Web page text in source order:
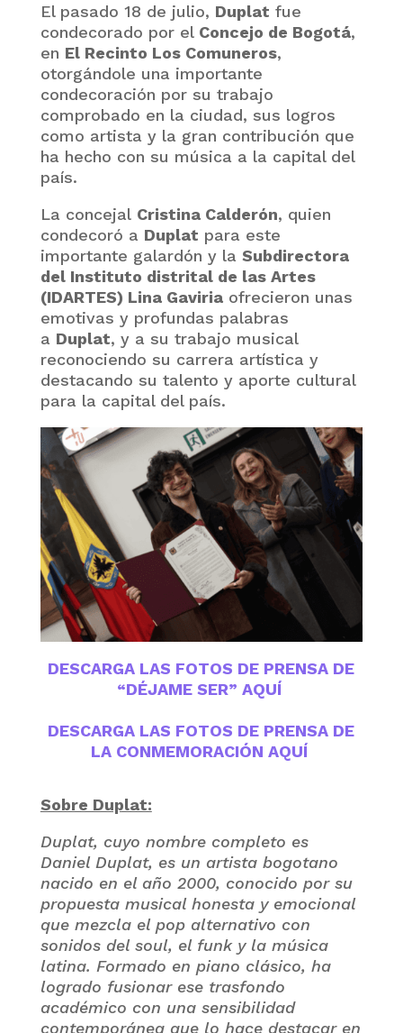
El pasado 18 de julio, Duplat fue
condecorado por elConcejo de Bogotá,
en El Recinto Los Comuneros,
otorgándole una importante
condecoración por su trabajo
comprobado en la ciudad, sus logros
como artista y la gran contribución que
ha hecho con su música a la capital del
país.
La concejal Cristina Calderón, quien
condecoró a Duplat para este
importante galardón y la Subdirectora
del Instituto distrital de las Artes
(IDARTES) Lina Gaviriaofrecieron unas
emotivas y profundas palabras
a Duplat, y a su trabajo musical
reconociendo su carrera artística y
destacando su talento y aporte cultural
para la capital del país.
DESCARGA LAS FOTOS DE PRENSA DE
“DÉJAME SER” AQUÍ
DESCARGA LAS FOTOS DE PRENSA DE
LA CONMEMORACIÓN AQUÍ
Sobre Duplat:
Duplat, cuyo nombre completo es
Daniel Duplat, es un artista bogotano
nacido en el año 2000, conocido por su
propuesta musical honesta y emocional
que mezcla el pop alternativo con
sonidos del soul, el funk y la música
latina. Formado en piano clásico, ha
logrado fusionar ese trasfondo
académico con una sensibilidad
contemporánea que lo hace destacar en